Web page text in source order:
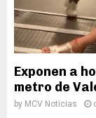
Exponen a
metro de
by MCV Noticias